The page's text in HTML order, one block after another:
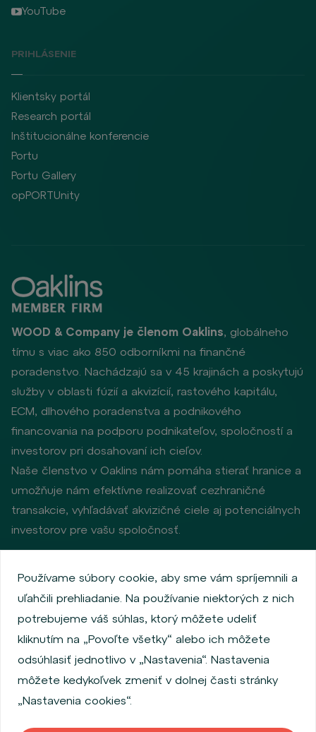
YouTube
PRIHLÁSENIE
Klientsky portál
Research portál
Inštitucionálne konferencie
Portu
Portu Gallery
opPORTUnity
WOOD & Company je členom Oaklins, globálneho
tímu s viac ako 850 odborníkmi na finančné
poradenstvo. Nachádzajú sa v 45 krajinách a poskytujú
služby v oblasti fúzií a akvizícií, rastového kapitálu,
ECM, dlhového poradenstva a podnikového
financovania na podporu podnikateľov, spoločností a
investorov pri dosahovaní ich cieľov.
Naše členstvo v Oaklins nám pomáha stierať hranice a
umožňuje nám efektívne realizovať cezhraničné
transakcie, vyhľadávať akvizičné ciele aj potenciálnych
investorov pre vašu spoločnosť.
Zásady ochrany osobných údajov
Používanie súborov cookie
Informácie o emitentoch
Zamestnanecký akciový program
Povinne zverejňované informácie
Finančná výkonnosť
Regulation S, Rule 144a
MiFID Information
Disclaimer
Používame súbory cookie, aby sme vám spríjemnili a
uľahčili prehliadanie. Na používanie niektorých z nich
potrebujeme váš súhlas, ktorý môžete udeliť
kliknutím na „Povoľte všetky“ alebo ich môžete
odsúhlasiť jednotlivo v „Nastavenia“. Nastavenia
môžete kedykoľvek zmeniť v dolnej časti stránky
„Nastavenia cookies“.